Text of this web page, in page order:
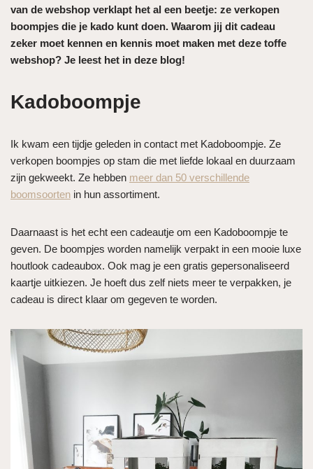
van de webshop verklapt het al een beetje: ze verkopen
boompjes die je kado kunt doen. Waarom jij dit cadeau
zeker moet kennen en kennis moet maken met deze toffe
webshop? Je leest het in deze blog!
Kadoboompje
Ik kwam een tijdje geleden in contact met Kadoboompje. Ze
verkopen boompjes op stam die met liefde lokaal en duurzaam
zijn gekweekt. Ze hebben meer dan 50 verschillende
boomsoorten in hun assortiment.
Daarnaast is het echt een cadeautje om een Kadoboompje te
geven. De boompjes worden namelijk verpakt in een mooie luxe
houtlook cadeaubox. Ook mag je een gratis gepersonaliseerd
kaartje uitkiezen. Je hoeft dus zelf niets meer te verpakken, je
cadeau is direct klaar om gegeven te worden.